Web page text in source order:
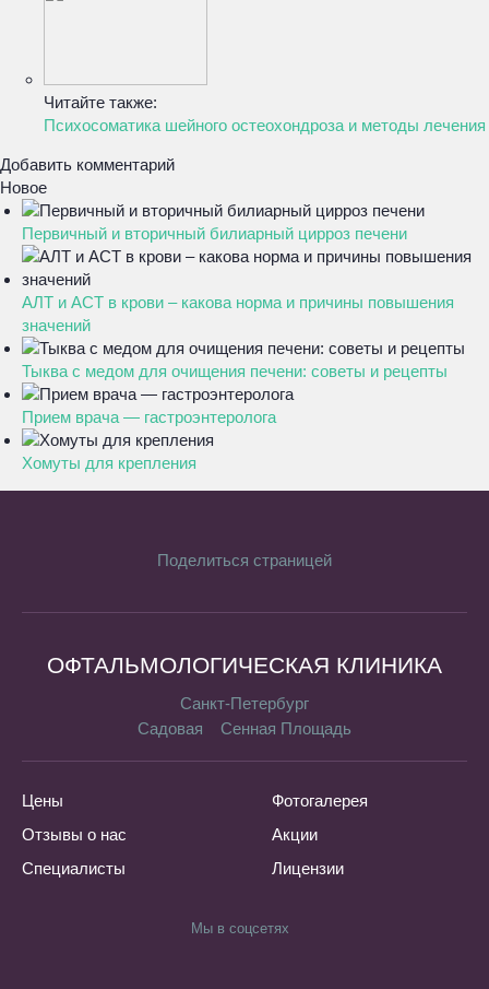
Читайте также:
Психосоматика шейного остеохондроза и методы лечения
Добавить комментарий
Новое
Первичный и вторичный билиарный цирроз печени
АЛТ и АСТ в крови – какова норма и причины повышения
значений
Тыква с медом для очищения печени: советы и рецепты
Прием врача — гастроэнтеролога
Хомуты для крепления
Поделиться страницей
ОФТАЛЬМОЛОГИЧЕСКАЯ КЛИНИКА
Санкт-Петербург
Садовая
Сенная Площадь
Цены
Отзывы о нас
Специалисты
Фотогалерея
Акции
Лицензии
Мы в соцсетях